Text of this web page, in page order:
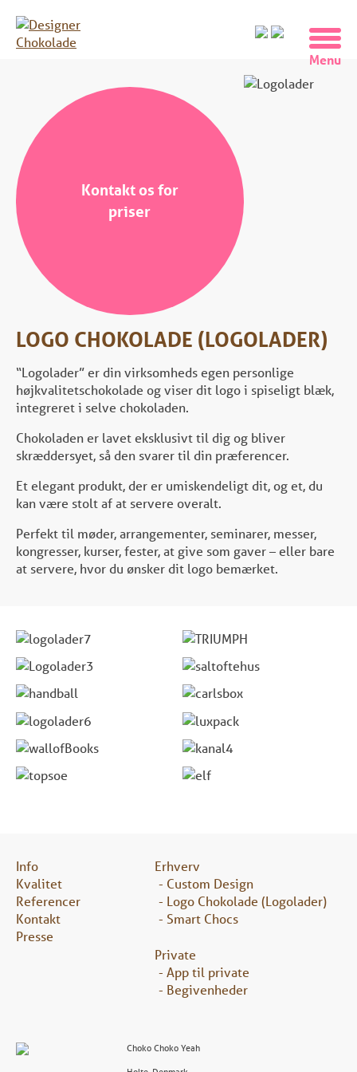
Kontakt os for
priser
LOGO CHOKOLADE (LOGOLADER)
“Logolader” er din virksomheds egen personlige
højkvalitetschokolade og viser dit logo i spiseligt blæk,
integreret i selve chokoladen.
Chokoladen er lavet eksklusivt til dig og bliver
skræddersyet, så den svarer til din præferencer.
Et elegant produkt, der er umiskendeligt dit, og et, du
kan være stolt af at servere overalt.
Perfekt til møder, arrangementer, seminarer, messer,
kongresser, kurser, fester, at give som gaver – eller bare
at servere, hvor du ønsker dit logo bemærket.
Info
Kvalitet
Referencer
Kontakt
Presse
Erhverv
Custom Design
Logo Chokolade (Logolader)
Smart Chocs
Private
App til private
Begivenheder
Choko Choko Yeah